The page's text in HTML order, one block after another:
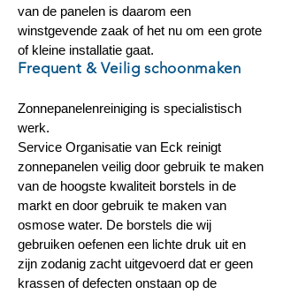
van de panelen is daarom een
winstgevende zaak of het nu om een grote
of kleine installatie gaat.
Zonnepanelenreiniging is specialistisch
werk.
Service Organisatie van Eck reinigt
zonnepanelen veilig door gebruik te maken
van de hoogste kwaliteit borstels in de
markt en door gebruik te maken van
osmose water. De borstels die wij
gebruiken oefenen een lichte druk uit en
zijn zodanig zacht uitgevoerd dat er geen
krassen of defecten onstaan op de
Frequent & Veilig schoonmaken